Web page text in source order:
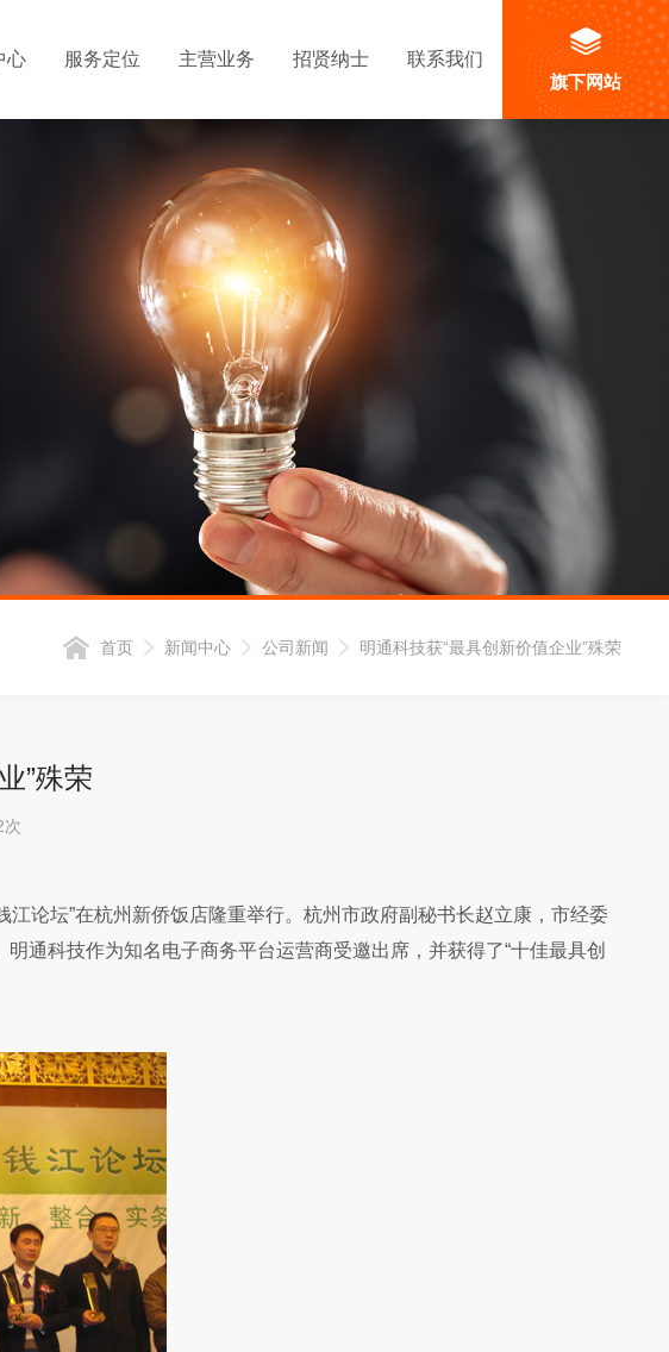
旗下网站
心 服务定位 主营业务 招贤纳士 联系我们
首页 新闻中心 公司新闻 明通科技获“最具创新价值企业”殊荣
”殊荣
论坛”在杭州新侨饭店隆重举行。杭州市政府副秘书长赵立康，市经委
通科技作为知名电子商务平台运营商受邀出席，并获得了“十佳最具创